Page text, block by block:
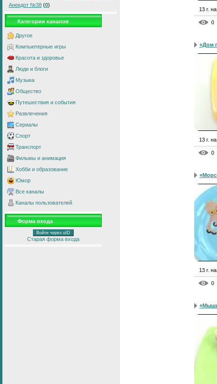
Анекдот №38 (0)
Категории каналов
Другое
Компьютерные игры
Красота и здоровье
Люди и блоги
Музыка
Общество
Путешествия и события
Развлечения
Сериалы
Спорт
Транспорт
Фильмы и анимация
Хобби и образование
Юмор
Все каналы
Каналы пользователей
Форма входа
Войти через uID
Старая форма входа
13 г.
0
«Дом
13 г.
0
13 г.
0